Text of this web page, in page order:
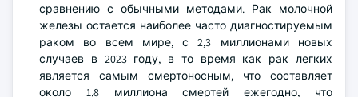
сравнению с обычными методами. Рак молочной
железы остается наиболее часто диагностируемым
раком во всем мире, с 2,3 миллионами новых
случаев в 2023 году, в то время как рак легких
является самым смертоносным, что составляет
около 1,8 миллиона смертей ежегодно, что